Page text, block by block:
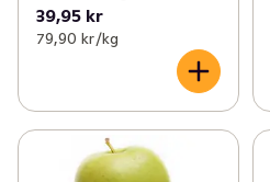
39,95 kr
79,90 kr /kg